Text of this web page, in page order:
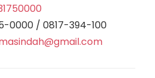
0000/ 0817-394-100